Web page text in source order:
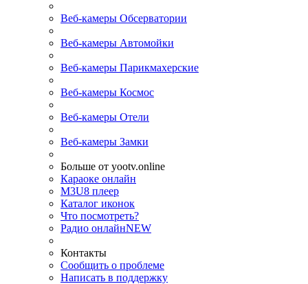
Веб-камеры Обсерватории
Веб-камеры Автомойки
Веб-камеры Парикмахерские
Веб-камеры Космос
Веб-камеры Отели
Веб-камеры Замки
Больше от yootv.online
Караоке онлайн
M3U8 плеер
Каталог иконок
Что посмотреть?
Радио онлайнNEW
Контакты
Сообщить о проблеме
Написать в поддержку